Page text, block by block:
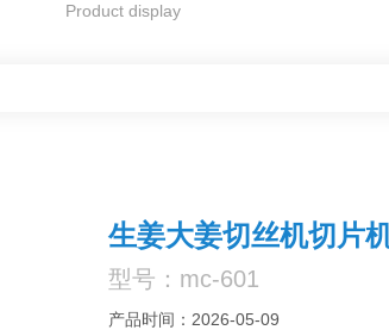
Product display
生姜大姜切丝机切片
型号：mc-601
产品时间：2026-05-09